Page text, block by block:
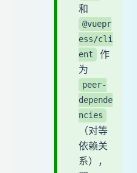
和
@vuepr
ess/cli
ent
作
为
peer-
depende
ncies
（对等
依赖关
系），